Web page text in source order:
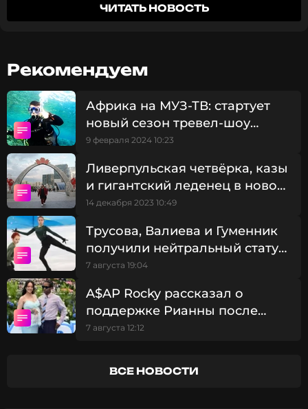
Чем же здесь заняться?
ЧИТАТЬ НОВОСТЬ
Рекомендуем
Африка на МУЗ-ТВ: стартует
новый сезон тревел-шоу
«Приехали!»
9 февраля 2024 10:23
Ливерпульская четвёрка, казы
и гигантский леденец в новом
выпуске трэвел-шоу
14 декабря 2023 10:49
Трусова, Валиева и Гуменник
получили нейтральный статус
для международных турниров
7 августа 19:04
A$AP Rocky рассказал о
поддержке Рианны после
смерти отца: «Она всегда была
7 августа 12:12
ВСЕ НОВОСТИ